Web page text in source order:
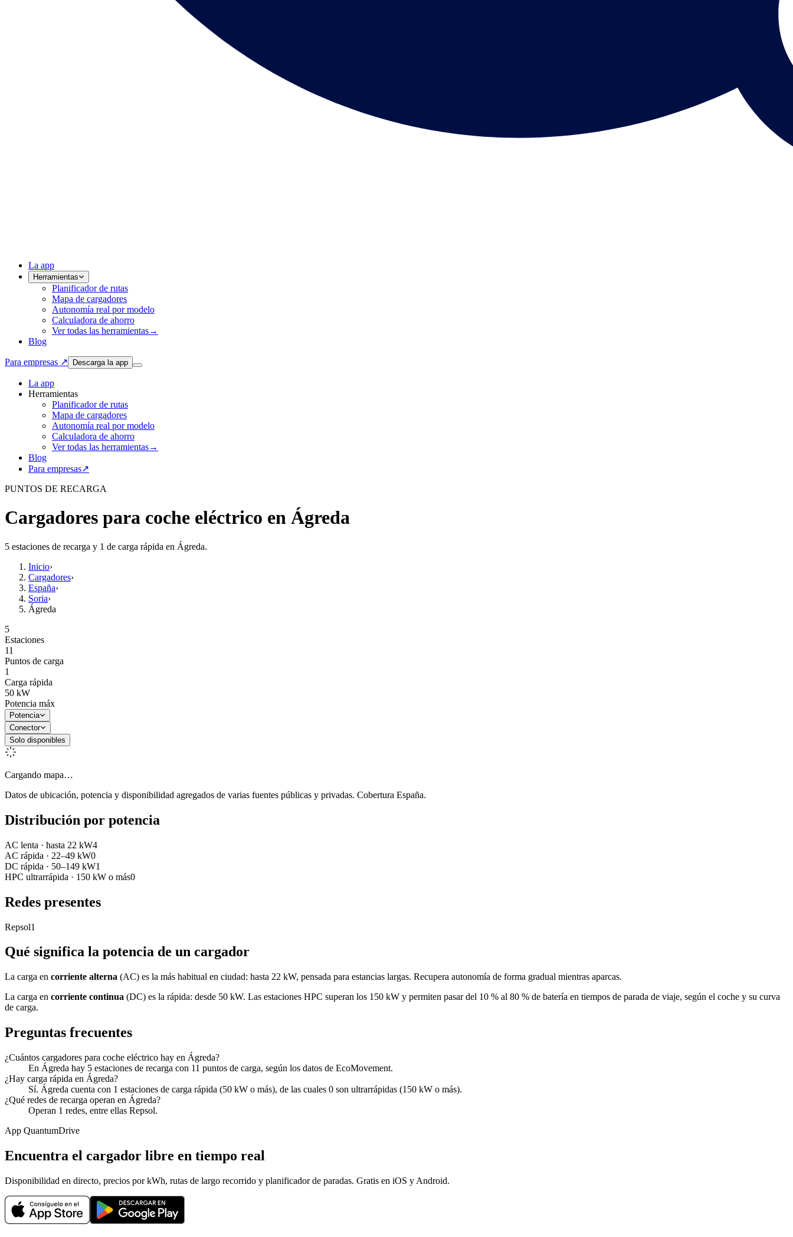
La app
Herramientas
Planificador de rutas
Mapa de cargadores
Autonomía real por modelo
Calculadora de ahorro
Ver todas las herramientas→
Blog
Para empresas ↗ Descarga la app
La app
Herramientas
Planificador de rutas
Mapa de cargadores
Autonomía real por modelo
Calculadora de ahorro
Ver todas las herramientas→
Blog
Para empresas↗
PUNTOS DE RECARGA
Cargadores para coche eléctrico en Ágreda
5 estaciones de recarga y 1 de carga rápida en Ágreda.
Inicio›
Cargadores›
España›
Soria›
Ágreda
5
Estaciones
11
Puntos de carga
1
Carga rápida
50 kW
Potencia máx
Potencia
Conector
Solo disponibles
Cargando mapa…
Datos de ubicación, potencia y disponibilidad agregados de varias fuentes públicas y privadas. Cobertura España.
Distribución por potencia
AC lenta · hasta 22 kW4
AC rápida · 22–49 kW0
DC rápida · 50–149 kW1
HPC ultrarrápida · 150 kW o más0
Redes presentes
Repsol1
Qué significa la potencia de un cargador
La carga en corriente alterna (AC) es la más habitual en ciudad: hasta 22 kW, pensada para estancias largas. Recupera autonomía de forma gradual mientras aparcas.
La carga en corriente continua (DC) es la rápida: desde 50 kW. Las estaciones HPC superan los 150 kW y permiten pasar del 10 % al 80 % de batería en tiempos de parada de viaje, según el coche y su curva
de carga.
Preguntas frecuentes
¿Cuántos cargadores para coche eléctrico hay en Ágreda?
En Ágreda hay 5 estaciones de recarga con 11 puntos de carga, según los datos de EcoMovement.
¿Hay carga rápida en Ágreda?
Sí. Ágreda cuenta con 1 estaciones de carga rápida (50 kW o más), de las cuales 0 son ultrarrápidas (150 kW o más).
¿Qué redes de recarga operan en Ágreda?
Operan 1 redes, entre ellas Repsol.
App QuantumDrive
Encuentra el cargador libre en tiempo real
Disponibilidad en directo, precios por kWh, rutas de largo recorrido y planificador de paradas. Gratis en iOS y Android.